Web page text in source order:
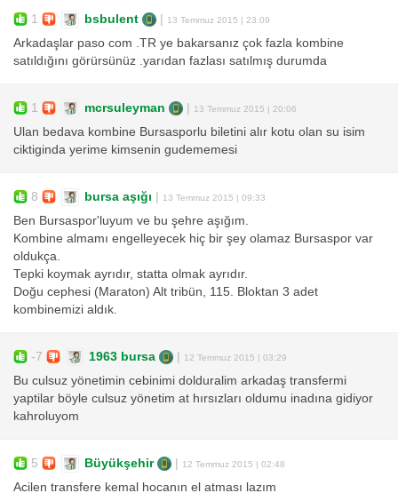
1 bsbulent 13 Temmuz 2015 | 23:09
Arkadaşlar paso com .TR ye bakarsanız çok fazla kombine
satıldığını görürsünüz .yarıdan fazlası satılmış durumda
1 mcrsuleyman 13 Temmuz 2015 | 20:06
Ulan bedava kombine Bursasporlu biletini alır kotu olan su isim
ciktiginda yerime kimsenin gudememesi
8 bursa aşığı 13 Temmuz 2015 | 09:33
Ben Bursaspor'luyum ve bu şehre aşığım.
Kombine almamı engelleyecek hiç bir şey olamaz Bursaspor var
oldukça.
Tepki koymak ayrıdır, statta olmak ayrıdır.
Doğu cephesi (Maraton) Alt tribün, 115. Bloktan 3 adet
kombinemizi aldık.
-7 1963 bursa 12 Temmuz 2015 | 03:29
Bu culsuz yönetimin cebinimi dolduralim arkadaş transfermi
yaptilar böyle culsuz yönetim at hırsızları oldumu inadına gidiyor
kahroluyom
5 Büyükşehir 12 Temmuz 2015 | 02:48
Acilen transfere kemal hocanın el atması lazım